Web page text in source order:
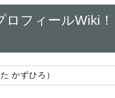
ロフィールWiki
かずひろ）